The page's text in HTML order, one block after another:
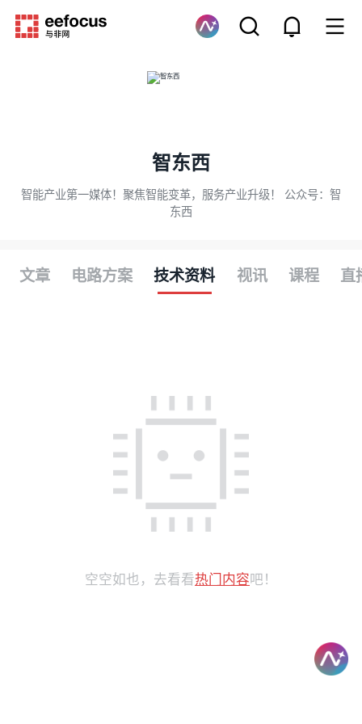
智东西
智能产业第一媒体！聚焦智能变革，服务产业升级！ 公众号：智
东西
文章 电路方案 技术资料 视讯 课程 直
空空如也，去看看热门内容吧！